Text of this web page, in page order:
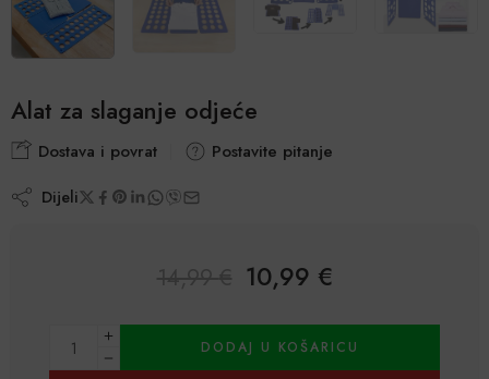
Alat za slaganje odjeće
Dostava i povrat Postavite pitanje
Dijeli
10,99 €
DODAJ U KOŠARICU
Alternative: